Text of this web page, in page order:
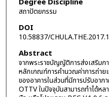
Degree Discipline
สถาปัตยกรรม
DOI
10.58837/
Abstract
จากพระราชบัญญัติการส่งเสริม
หลักเกณฑ์การคำนวณค่าการถ่าย
ของอาคารในส่วนที่มีการปรับอา
OTTV ในปัจจุบันสามารถทำได้ห